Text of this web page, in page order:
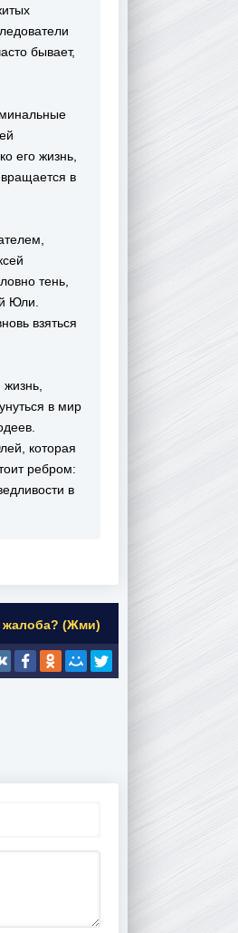
бывает,
его жизнь,
в
тень,
Юли.
взяться
в мир
которая
ребром:
в
жалоба? (Жми)